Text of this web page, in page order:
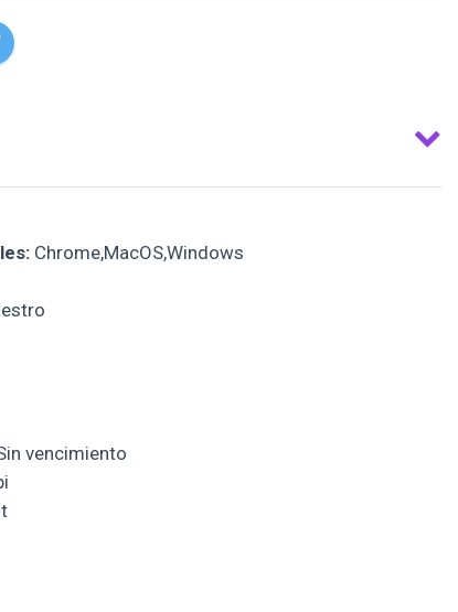
Chrome,MacOS,Windows
vencimiento